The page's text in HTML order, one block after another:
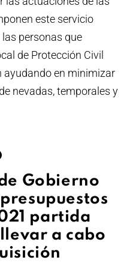
este servicio
personas que
de Protección Civil
ayudando en minimizar
nevadas, temporales y
Gobierno
partida
a cabo